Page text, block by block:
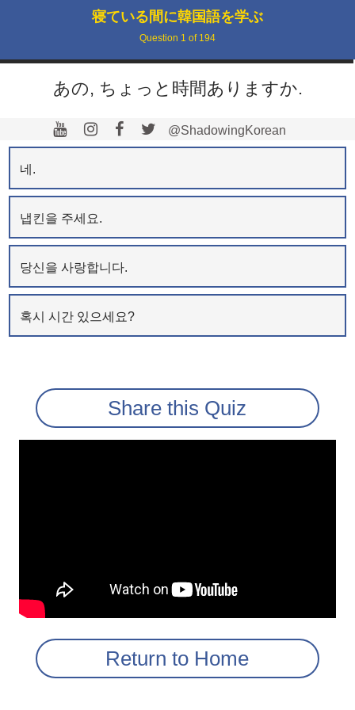
寝ている間に韓国語を学ぶ
Question 1 of 194
あの, ちょっと時間ありますか.
@ShadowingKorean
네.
냅킨을 주세요.
당신을 사랑합니다.
혹시 시간 있으세요?
Share this Quiz
Return to Home